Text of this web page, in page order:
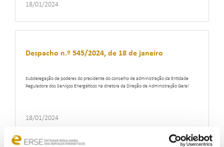
18/01/2024
Despacho n.º 545/2024, de 18 de janeiro
Subdelegação de poderes do presidente do conselho de administração da Entidade
Reguladora dos Serviços Energéticos na diretora da Direção de Administração Geral
18/01/2024